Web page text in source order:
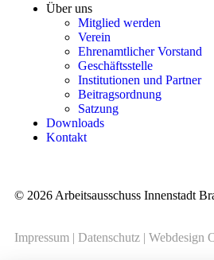
Über uns
Mitglied werden
Verein
Ehrenamtlicher Vorstand
Geschäftsstelle
Institutionen und Partner
Beitragsordnung
Satzung
Downloads
Kontakt
© 2026 Arbeitsausschuss Innenstadt
Impressum | Datenschutz | Webdesign